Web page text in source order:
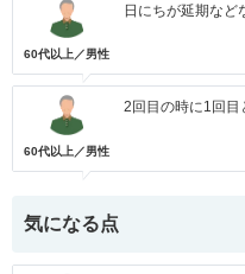
60代以上／男性
日にちが延期など
60代以上／男性
2回目の時に1回目
気になる点